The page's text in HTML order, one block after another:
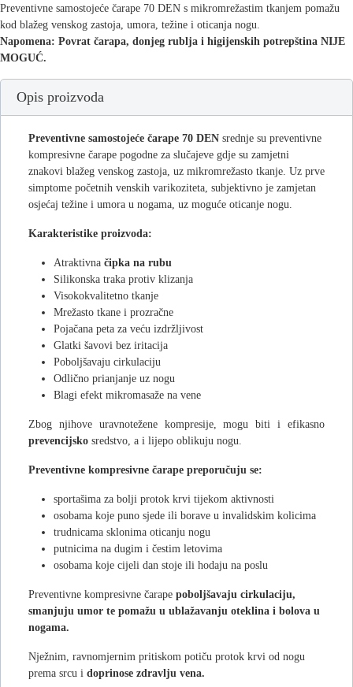
Preventivne samostojeće čarape 70 DEN s mikromrežastim tkanjem pomažu
kod blažeg venskog zastoja, umora, težine i oticanja nogu.
Napomena: Povrat čarapa, donjeg rublja i higijenskih potrepština NIJE
MOGUĆ.
Opis proizvoda
Preventivne samostojeće čarape 70 DEN srednje su preventivne
kompresivne čarape pogodne za slučajeve gdje su zamjetni
znakovi blažeg venskog zastoja, uz mikromrežasto tkanje. Uz prve
simptome početnih venskih varikoziteta, subjektivno je zamjetan
osjećaj težine i umora u nogama, uz moguće oticanje nogu.
Karakteristike proizvoda:
Atraktivna čipka na rubu
Silikonska traka protiv klizanja
Visokokvalitetno tkanje
Mrežasto tkane i prozračne
Pojačana peta za veću izdržljivost
Glatki šavovi bez iritacija
Poboljšavaju cirkulaciju
Odlično prianjanje uz nogu
Blagi efekt mikromasaže na vene
Zbog njihove uravnotežene kompresije, mogu biti i efikasno
prevencijsko sredstvo, a i lijepo oblikuju nogu.
Preventivne kompresivne čarape preporučuju se:
sportašima za bolji protok krvi tijekom aktivnosti
osobama koje puno sjede ili borave u invalidskim kolicima
trudnicama sklonima oticanju nogu
putnicima na dugim i čestim letovima
osobama koje cijeli dan stoje ili hodaju na poslu
Preventivne kompresivne čarape poboljšavaju cirkulaciju,
smanjuju umor te pomažu u ublažavanju oteklina i bolova u
nogama.
Nježnim, ravnomjernim pritiskom potiču protok krvi od nogu
prema srcu i doprinose zdravlju vena.